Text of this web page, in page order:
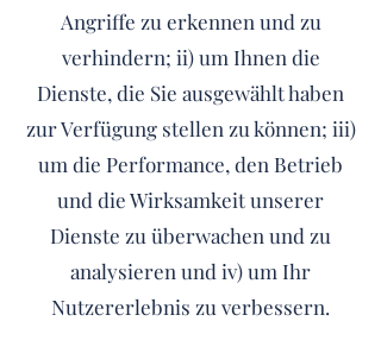
Angriffe zu erkennen und zu
verhindern; ii) um Ihnen die
Dienste, die Sie ausgewählt haben
zur Verfügung stellen zu können; iii)
um die Performance, den Betrieb
und die Wirksamkeit unserer
Dienste zu überwachen und zu
analysieren und iv) um Ihr
Nutzererlebnis zu verbessern.